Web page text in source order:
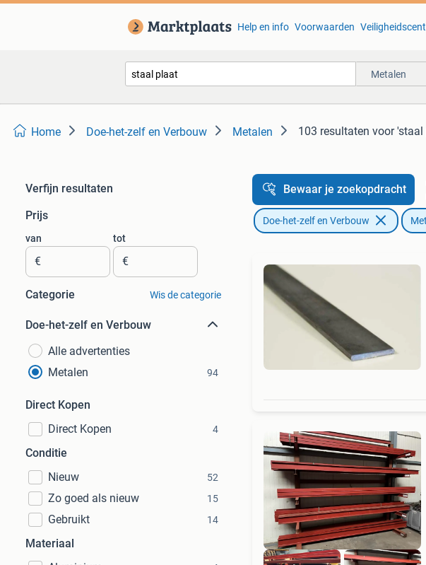
Help en info Voorwaarden
Metalen
Home Doe-het-zelf en Verbouw Metalen 103 resultaten voor 'staal
Verfijn resultaten
Prijs
van
€
tot
€
Categorie Wis de categorie
Doe-het-zelf en Verbouw
Alle advertenties
Metalen
94
Direct Kopen
Direct Kopen
4
Conditie
Nieuw
52
Zo goed als nieuw 15
Gebruikt 14
Materiaal
Bewaar je zoekopdracht
Doe-het-zelf en Verbouw